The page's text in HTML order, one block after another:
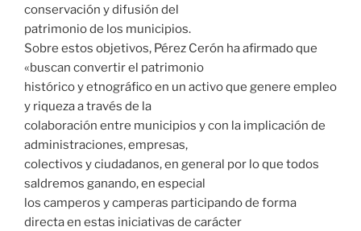
conservación y difusión del
patrimonio de los municipios.
Sobre estos objetivos, Pérez Cerón ha afirmado que
«buscan convertir el patrimonio
histórico y etnográfico en un activo que genere empleo
y riqueza a través de la
colaboración entre municipios y con la implicación de
administraciones, empresas,
colectivos y ciudadanos, en general por lo que todos
saldremos ganando, en especial
los camperos y camperas participando de forma
directa en estas iniciativas de carácter